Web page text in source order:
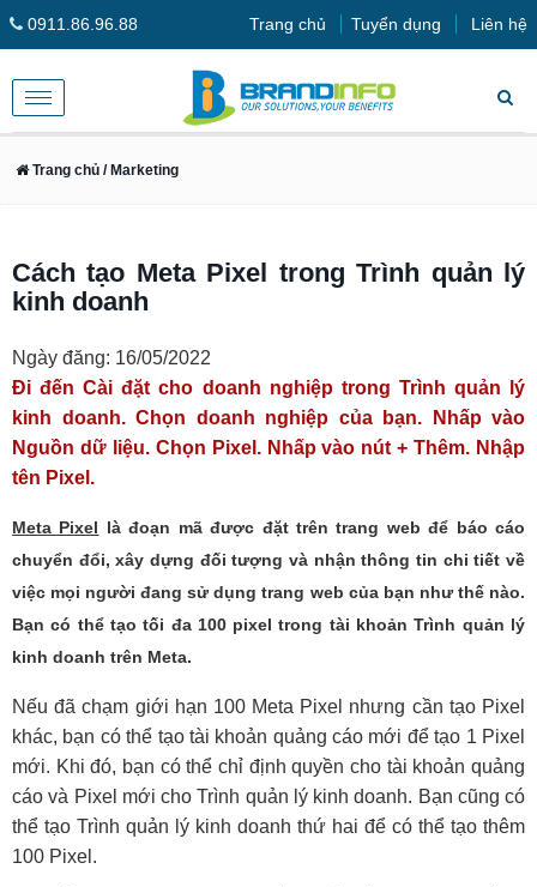
0911.86.96.88 Trang chủ Tuyển dụng Liên hệ
Toggle
navigation
Trang chủ / Marketing
Cách tạo Meta Pixel trong Trình quản lý
kinh doanh
Ngày đăng: 16/05/2022
Đi đến Cài đặt cho doanh nghiệp trong Trình quản lý
kinh doanh. Chọn doanh nghiệp của bạn. Nhấp vào
Nguồn dữ liệu. Chọn Pixel. Nhấp vào nút + Thêm. Nhập
tên Pixel.
Meta Pixel là đoạn mã được đặt trên trang web để báo cáo
chuyển đổi, xây dựng đối tượng và nhận thông tin chi tiết về
việc mọi người đang sử dụng trang web của bạn như thế nào.
Bạn có thể tạo tối đa 100 pixel trong tài khoản Trình quản lý
kinh doanh trên Meta.
Nếu đã chạm giới hạn 100 Meta Pixel nhưng cần tạo Pixel
khác, bạn có thể tạo tài khoản quảng cáo mới để tạo 1 Pixel
mới. Khi đó, bạn có thể chỉ định quyền cho tài khoản quảng
cáo và Pixel mới cho Trình quản lý kinh doanh. Bạn cũng có
thể tạo Trình quản lý kinh doanh thứ hai để có thể tạo thêm
100 Pixel.